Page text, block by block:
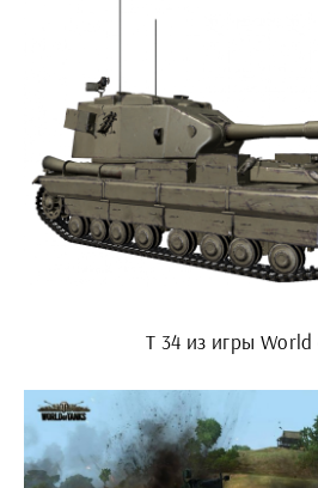
Т 34 из игры World